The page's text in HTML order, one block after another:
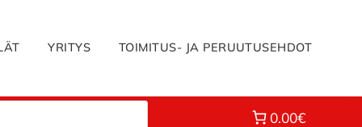
YRITYS TOIMITUS- JA PERUUTUSEHDOT
0.00€